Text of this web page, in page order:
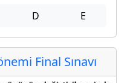
D E
Final Sınavı